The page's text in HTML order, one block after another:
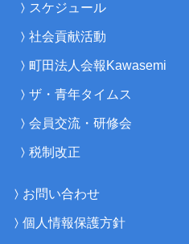
スケジュール
社会貢献活動
町田法人会報Kawasemi
ザ・青年タイムス
会員交流・研修会
税制改正
お問い合わせ
個人情報保護方針